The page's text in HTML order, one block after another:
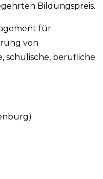
Bildungspreis.
für
von
schulische, berufliche